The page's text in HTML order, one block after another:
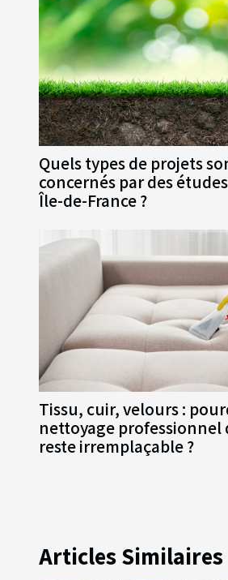
Quels types de projets
concernés par des
Île-de-France ?
Tissu, cuir, velours :
nettoyage professionnel
reste irremplaçable ?
Articles Similaires